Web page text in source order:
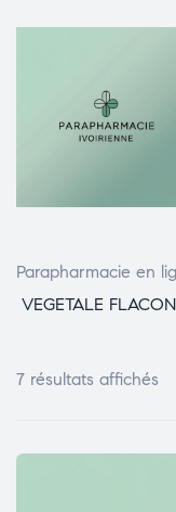
Parapharmacie en
VEGETALE FLACON
7 résultats affichés